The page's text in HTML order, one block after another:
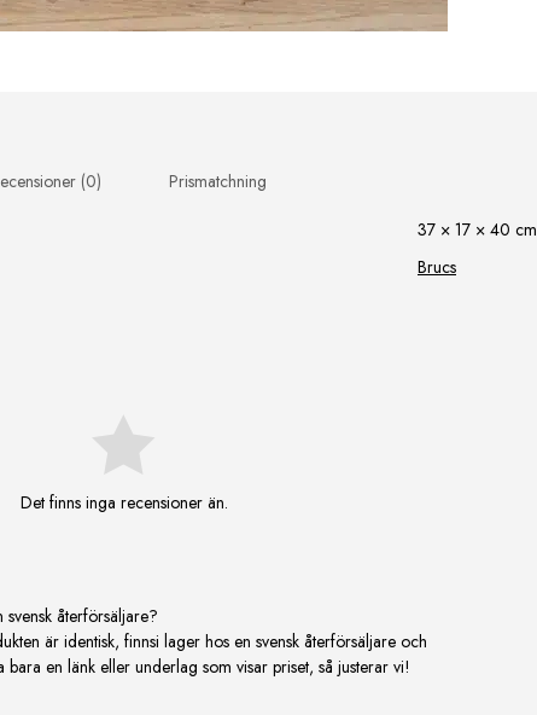
(0)
Prismatchning
37 × 17 × 40 cm
Brucs
Det finns inga recensioner än.
återförsäljare?
är identisk, finnsi lager hos en svensk återförsäljare och
bara en länk eller underlag som visar priset, så justerar vi!